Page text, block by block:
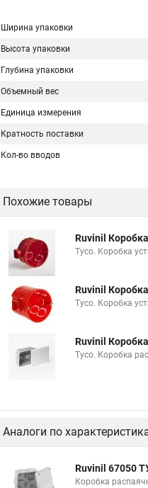
Ширина упаковки
Высота упаковки
Глубина упаковки
Объемный вес
Единица измерения
Кратность поставки
Кол-во вводов
Похожие товары
Ruvinil
Тусо. Коробка
Ruvinil
Тусо. Коробка
Ruvinil
Тусо. Коробка
Аналоги по
Ruvinil 67050
Коробка